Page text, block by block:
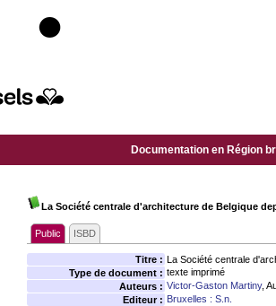
Documentation en Région
La Société centrale d'architecture de Belgique
Public ISBD
Titre : La Société centrale
Type de document : texte imprimé
Auteurs : Victor-Gaston Martiny,
Editeur : Bruxelles : S.n.